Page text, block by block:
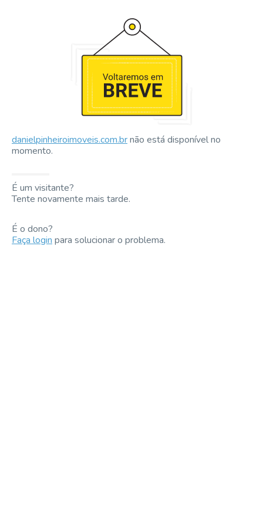
danielpinheiroimoveis.com.brnão está disponível no
momento.
É um visitante?
Tente novamente mais tarde.
É o dono?
Faça loginpara solucionar o problema.